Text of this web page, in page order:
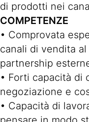
di prodotti nei
COMPETENZE
• Comprovata
canali di vendita
partnership
• Forti capacità di
negoziazione e
• Capacità di